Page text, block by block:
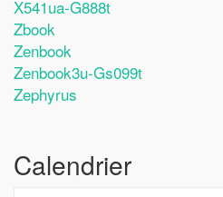
X541ua-G888t
Zbook
Zenbook
Zenbook3u-Gs099t
Zephyrus
Calendrier